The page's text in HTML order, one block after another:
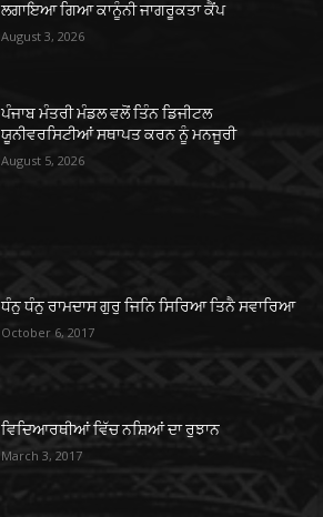
ਲਗਾਇਆ ਗਿਆ ਕਾਨੂੰਨੀ ਜਾਗਰੂਕਤਾ ਕੈਂਪ
August 3, 2026
ਪੰਜਾਬ ਮੰਤਰੀ ਮੰਡਲ ਵਲੋਂ ਤਿੰਨ ਡਿਜੀਟਲ
ਯੂਨੀਵਰਸਿਟੀਆਂ ਸਥਾਪਤ ਕਰਨ ਨੂੰ ਮਨਜੂਰੀ
August 5, 2026
ਧੰਨੁ ਧੰਨੁ ਰਾਮਦਾਸ ਗੁਰੁ ਜਿਨਿ ਸਿਰਿਆ ਤਿਨੈ ਸਵਾਰਿਆ
October 6, 2017
ਵਿਦਿਆਰਥੀਆਂ ਵਿੱਚ ਨਸ਼ਿਆਂ ਦਾ ਰੁਝਾਨ
March 3, 2017